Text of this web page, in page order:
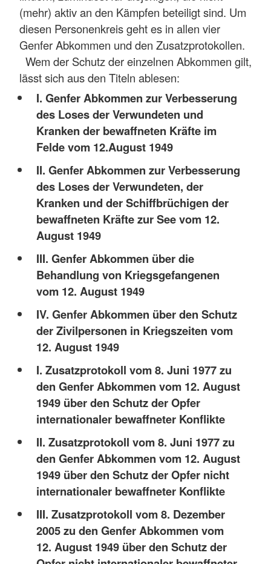
(mehr) aktiv an den Kämpfen beteiligt sind. Um
diesen Personenkreis geht es in allen vier
Genfer Abkommen und den Zusatzprotokollen.
Wem der Schutz der einzelnen Abkommen gilt,
lässt sich aus den Titeln ablesen:
I. Genfer Abkommen zur Verbesserung
des Loses der Verwundeten und
Kranken der bewaffneten Kräfte im
Felde vom 12.August 1949
II. Genfer Abkommen zur Verbesserung
des Loses der Verwundeten, der
Kranken und der Schiffbrüchigen der
bewaffneten Kräfte zur See vom 12.
August 1949
III. Genfer Abkommen über die
Behandlung von Kriegsgefangenen
vom 12. August 1949
IV. Genfer Abkommen über den Schutz
der Zivilpersonen in Kriegszeiten vom
12. August 1949
I. Zusatzprotokoll vom 8. Juni 1977 zu
den Genfer Abkommen vom 12. August
1949 über den Schutz der Opfer
internationaler bewaffneter Konflikte
II. Zusatzprotokoll vom 8. Juni 1977 zu
den Genfer Abkommen vom 12. August
1949 über den Schutz der Opfer nicht
internationaler bewaffneter Konflikte
III. Zusatzprotokoll vom 8. Dezember
2005 zu den Genfer Abkommen vom
12. August 1949 über den Schutz der